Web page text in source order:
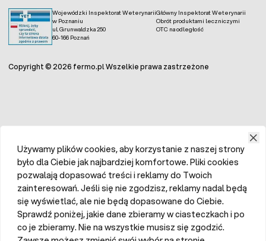
Wojewódzki Inspektorat Weterynarii
w Poznaniu
ul. Grunwaldzka 250
60-166 Poznań
Główny Inspektorat Weterynarii
Obrót produktami leczniczymi
OTC na odległość
Copyright © 2026 fermo.pl Wszelkie prawa zastrzeżone
Używamy plików cookies, aby korzystanie z naszej strony
było dla Ciebie jak najbardziej komfortowe. Pliki cookies
pozwalają dopasować treści i reklamy do Twoich
zainteresowań. Jeśli się nie zgodzisz, reklamy nadal będą
się wyświetlać, ale nie będą dopasowane do Ciebie.
Sprawdź poniżej, jakie dane zbieramy w ciasteczkach i po
co je zbieramy. Nie na wszystkie musisz się zgodzić.